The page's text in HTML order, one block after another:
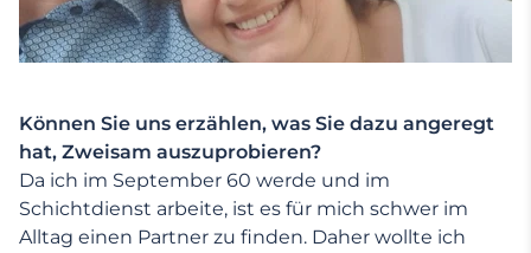
Können Sie uns erzählen, was Sie dazu angeregt
hat, Zweisam auszuprobieren?
Da ich im September 60 werde und im
Schichtdienst arbeite, ist es für mich schwer im
Alltag einen Partner zu finden. Daher wollte ich